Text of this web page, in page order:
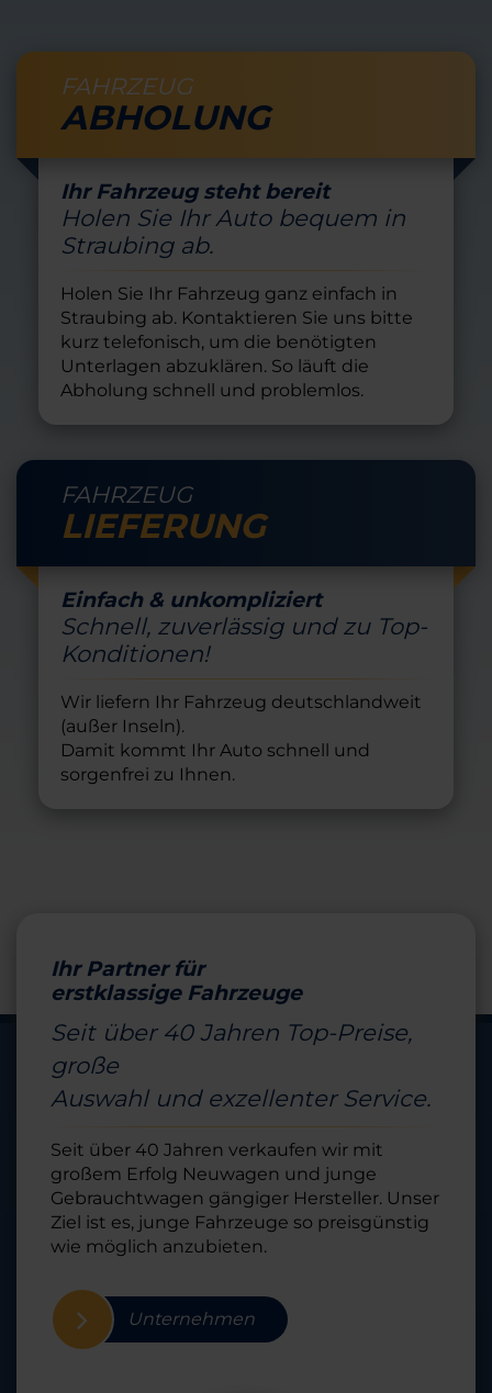
FAHRZEUG
ABHOLUNG
Ihr Fahrzeug steht bereit
Holen Sie Ihr Auto bequem in
Straubing ab.
Holen Sie Ihr Fahrzeug ganz einfach in
Straubing ab. Kontaktieren Sie uns bitte
kurz telefonisch, um die benötigten
Unterlagen abzuklären. So läuft die
Abholung schnell und problemlos.
FAHRZEUG
LIEFERUNG
Einfach & unkompliziert
Schnell, zuverlässig und zu Top-
Konditionen!
Wir liefern Ihr Fahrzeug deutschlandweit
(außer Inseln).
Damit kommt Ihr Auto schnell und
sorgenfrei zu Ihnen.
Ihr Partner für
erstklassige Fahrzeuge
Seit über 40 Jahren Top-Preise,
große
Auswahl und exzellenter Service.
Seit über 40 Jahren verkaufen wir mit
großem Erfolg Neuwagen und junge
Gebrauchtwagen gängiger Hersteller. Unser
Ziel ist es, junge Fahrzeuge so preisgünstig
wie möglich anzubieten.
Unternehmen